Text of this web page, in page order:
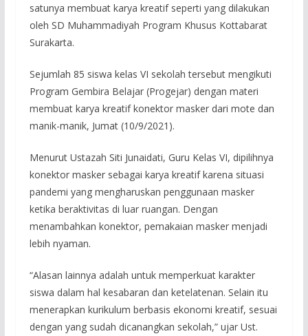
satunya membuat karya kreatif seperti yang dilakukan
oleh SD Muhammadiyah Program Khusus Kottabarat
Surakarta.
Sejumlah 85 siswa kelas VI sekolah tersebut mengikuti
Program Gembira Belajar (Progejar) dengan materi
membuat karya kreatif konektor masker dari mote dan
manik-manik, Jumat (10/9/2021).
Menurut Ustazah Siti Junaidati, Guru Kelas VI, dipilihnya
konektor masker sebagai karya kreatif karena situasi
pandemi yang mengharuskan penggunaan masker
ketika beraktivitas di luar ruangan. Dengan
menambahkan konektor, pemakaian masker menjadi
lebih nyaman.
“Alasan lainnya adalah untuk memperkuat karakter
siswa dalam hal kesabaran dan ketelatenan. Selain itu
menerapkan kurikulum berbasis ekonomi kreatif, sesuai
dengan yang sudah dicanangkan sekolah,” ujar Ust.